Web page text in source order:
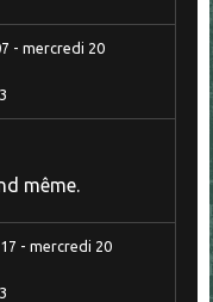
- mercredi 20
même.
- mercredi 20